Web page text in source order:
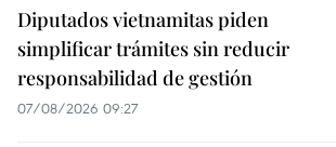
Diputados vietnamitas piden
simplificar trámites sin reducir
responsabilidad de gestión
07/08/2026 09:27